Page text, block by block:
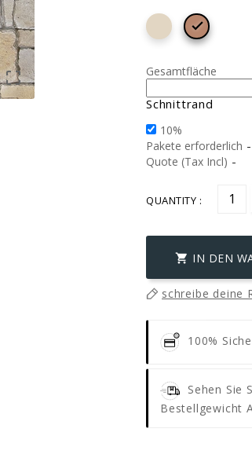


Gesamtfläche
Schnittrand
10%
Pakete erforderlich -
Quote (Tax Incl) -
QUANTITY :
 IN DEN
schreibe deine
100%
Sehen Sie
Bestellgewicht